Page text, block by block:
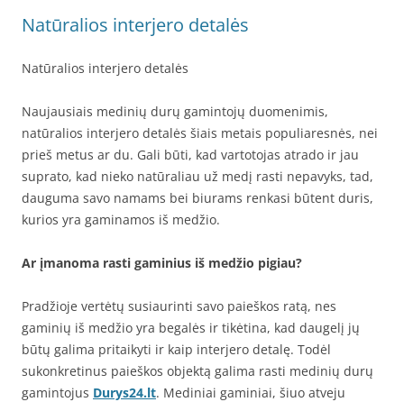
Natūralios interjero detalės
Natūralios interjero detalės
Naujausiais medinių durų gamintojų duomenimis,
natūralios interjero detalės šiais metais populiaresnės, nei
prieš metus ar du. Gali būti, kad vartotojas atrado ir jau
suprato, kad nieko natūraliau už medį rasti nepavyks, tad,
dauguma savo namams bei biurams renkasi būtent duris,
kurios yra gaminamos iš medžio.
Ar įmanoma rasti gaminius iš medžio pigiau?
Pradžioje vertėtų susiaurinti savo paieškos ratą, nes
gaminių iš medžio yra begalės ir tikėtina, kad daugelį jų
būtų galima pritaikyti ir kaip interjero detalę. Todėl
sukonkretinus paieškos objektą galima rasti medinių durų
gamintojus Durys24.lt. Mediniai gaminiai, šiuo atveju